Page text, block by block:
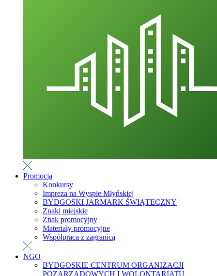
Promocja
Konkursy
Impreza na Wyspie Młyńskiej
BYDGOSKI JARMARK ŚWIĄTECZNY
Znaki miejskie
Znak promocyjny
Materiały promocyjne
Współpraca z zagranicą
NGO
BYDGOSKIE CENTRUM ORGANIZACJI
POZARZĄDOWYCH I WOLONTARIATU